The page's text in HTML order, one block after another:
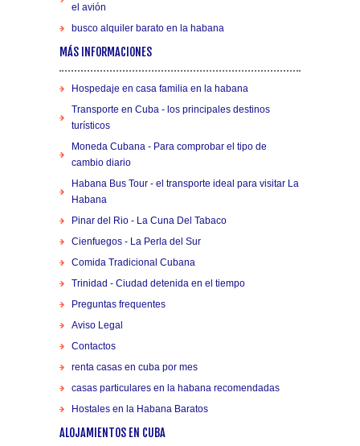
el avión
busco alquiler barato en la habana
MÁS INFORMACIONES
Hospedaje en casa familia en la habana
Transporte en Cuba - los principales destinos
turísticos
Moneda Cubana - Para comprobar el tipo de
cambio diario
Habana Bus Tour - el transporte ideal para visitar La
Habana
Pinar del Rio - La Cuna Del Tabaco
Cienfuegos - La Perla del Sur
Comida Tradicional Cubana
Trinidad - Ciudad detenida en el tiempo
Preguntas frequentes
Aviso Legal
Contactos
renta casas en cuba por mes
casas particulares en la habana recomendadas
Hostales en la Habana Baratos
ALOJAMIENTOS EN CUBA